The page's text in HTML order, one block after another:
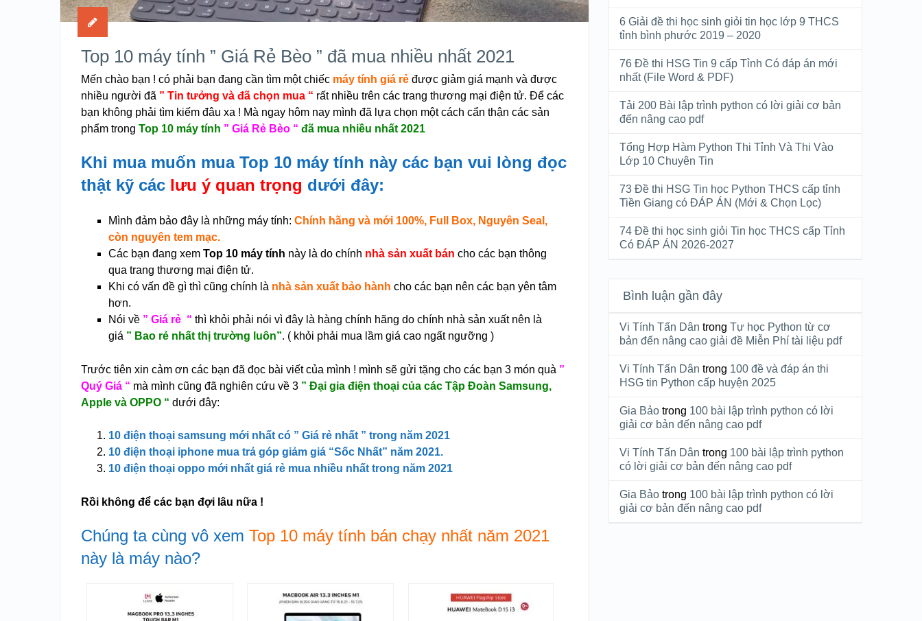
Top 10 máy tính ” Giá Rẻ Bèo ” đã mua nhiều nhất 2021
Mến chào bạn ! có phải bạn đang cần tìm một chiếc máy tính giá rẻ được giảm giá mạnh và được
nhiều người đã ” Tin tưởng và đã chọn mua “ rất nhiều trên các trang thương mại điện tử. Để các
bạn không phải tìm kiếm đâu xa ! Mà ngay hôm nay mình đã lựa chọn một cách cẩn thận các sản
phẩm trongTop 10 máy tính ” Giá Rẻ Bèo “ đã mua nhiều nhất 2021
Khi mua muốn mua Top 10 máy tính này các bạn vui lòng đọc
thật kỹ các lưu ý quan trọng dưới đây:
Mình đảm bảo đây là những máy tính:Chính hãng và mới 100%, Full Box, Nguyên Seal,
còn nguyên tem mạc.
Các bạn đang xemTop 10 máy tính này là do chính nhà sản xuất bán cho các bạn thông
qua trang thương mại điện tử.
Khi có vấn đề gì thì cũng chính là nhà sản xuất bảo hành cho các bạn nên các bạn yên tâm
hơn.
Nói về ” Giá rẻ “ thì khỏi phải nói vì đây là hàng chính hãng do chính nhà sản xuất nên là
giá ” Bao rẻ nhất thị trường luôn”. ( khỏi phải mua lầm giá cao ngất ngưỡng )
Trước tiên xin cảm ơn các bạn đã đọc bài viết của mình ! mình sẽ gửi tặng cho các bạn 3 món quà ”
Quý Giá “ mà mình cũng đã nghiên cứu về 3 ” Đại gia điện thoại của các Tập Đoàn Samsung,
Apple và OPPO “ dưới đây:
10 điện thoại samsung mới nhất có ” Giá rẻ nhất ” trong năm 2021
10 điện thoại iphone mua trả góp giảm giá “Sốc Nhất” năm 2021.
10 điện thoại oppo mới nhất giá rẻ mua nhiều nhất trong năm 2021
Rồi không để các bạn đợi lâu nữa !
Chúng ta cùng vô xemTop 10 máy tính bán chạy nhất năm 2021
này là máy nào?
6 Giải đề thi học sinh giỏi tin học lớp 9 THCS
tỉnh bình phước 2019 – 2020
76 Đề thi HSG Tin 9 cấp Tỉnh Có đáp án mới
nhất (File Word & PDF)
Tải 200 Bài lập trình python có lời giải cơ bản
đến nâng cao pdf
Tổng Hợp Hàm Python Thi Tỉnh Và Thi Vào
Lớp 10 Chuyên Tin
73 Đề thi HSG Tin học Python THCS cấp tỉnh
Tiền Giang có ĐÁP ÁN (Mới & Chọn Lọc)
74 Đề thi học sinh giỏi Tin học THCS cấp Tỉnh
Có ĐÁP ÁN 2026-2027
Bình luận gần đây
Vi Tính Tấn Dân trongTự học Python từ cơ
bản đến nâng cao giải đề Miễn Phí tài liệu pdf
Vi Tính Tấn Dân trong 100 đề và đáp án thi
HSG tin Python cấp huyện 2025
Gia Bảo trong 100 bài lập trình python có lời
giải cơ bản đến nâng cao pdf
Vi Tính Tấn Dân trong 100 bài lập trình python
có lời giải cơ bản đến nâng cao pdf
Gia Bảo trong 100 bài lập trình python có lời
giải cơ bản đến nâng cao pdf